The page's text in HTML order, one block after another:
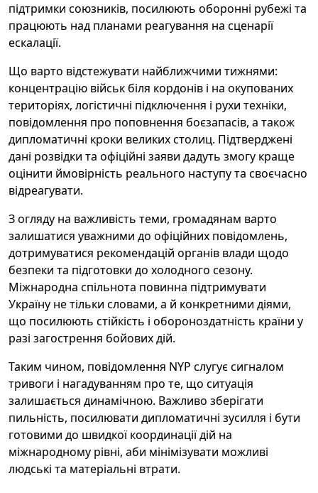
підтримки союзників, посилюють оборонні рубежі та
працюють над планами реагування на сценарії
ескалації.
Що варто відстежувати найближчими тижнями:
концентрацію військ біля кордонів і на окупованих
територіях, логістичні підключення і рухи техніки,
повідомлення про поповнення боєзапасів, а також
дипломатичні кроки великих столиц. Підтверджені
дані розвідки та офіційні заяви дадуть змогу краще
оцінити ймовірність реального наступу та своєчасно
відреагувати.
З огляду на важливість теми, громадянам варто
залишатися уважними до офіційних повідомлень,
дотримуватися рекомендацій органів влади щодо
безпеки та підготовки до холодного сезону.
Міжнародна спільнота повинна підтримувати
Україну не тільки словами, а й конкретними діями,
що посилюють стійкість і обороноздатність країни у
разі загострення бойових дій.
Таким чином, повідомлення NYP слугує сигналом
тривоги і нагадуванням про те, що ситуація
залишається динамічною. Важливо зберігати
пильність, посилювати дипломатичні зусилля і бути
готовими до швидкої координації дій на
міжнародному рівні, аби мінімізувати можливі
людські та матеріальні втрати.